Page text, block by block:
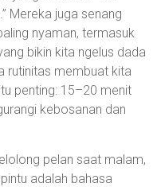
Mereka juga senang
nyaman, termasuk
bikin kita ngelus dada
rutinitas membuat kita
penting: 15–20 menit
kebosanan dan
pelan saat malam,
adalah bahasa